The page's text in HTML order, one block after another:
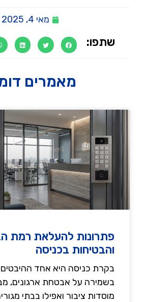
מאי 4, 2025
שתפו:
מאמרים
פתרונות להעלאת רמת
והבטיחות בכניסה
בקרת כניסה היא אחד ההיבטים
בשמירה על אבטחת ארגונים,
מוסדות ציבור ואפילו בבתי